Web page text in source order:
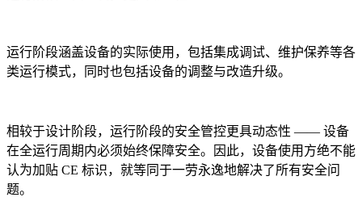
运行阶段涵盖设备的实际使用，包括集成调试、维护保养等各
类运行模式，同时也包括设备的调整与改造升级。
相较于设计阶段，运行阶段的安全管控更具动态性 —— 设备
在全运行周期内必须始终保障安全。因此，设备使用方绝不能
认为加贴 CE 标识，就等同于一劳永逸地解决了所有安全问
题。